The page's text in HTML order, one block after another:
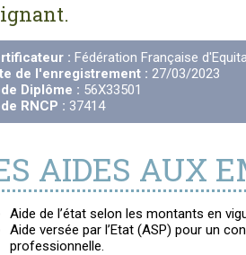
: Fédération Française
de l'enregistrement : 27/03/2023
Diplôme : 56X33501
RNCP : 37414
AIDES AUX
Aide de l’état selon les montants en
Aide versée par l’Etat (ASP) pour un
professionnelle.